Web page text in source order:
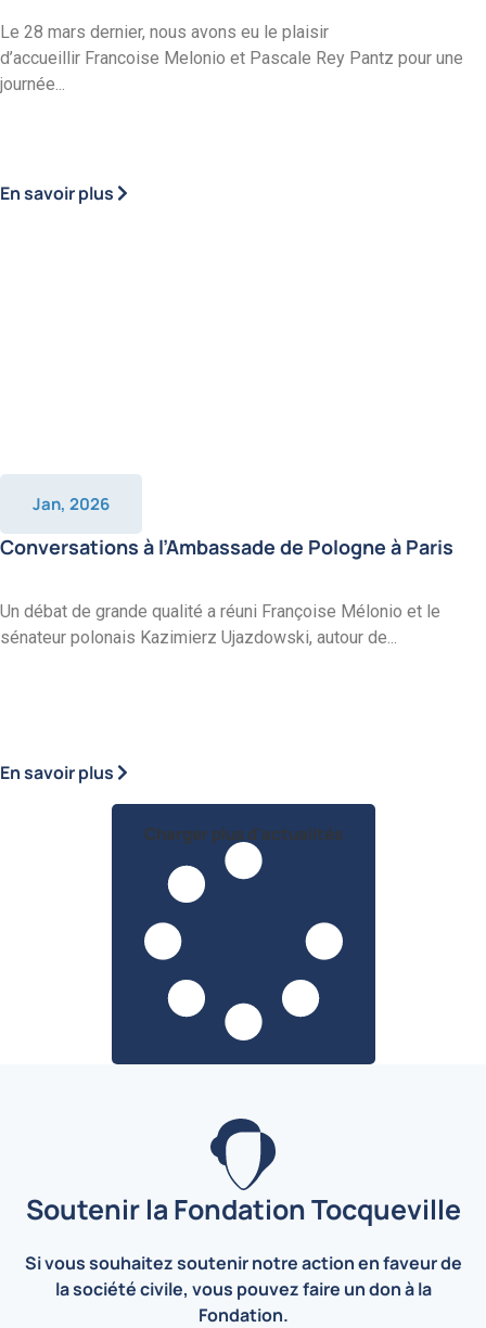
Le 28 mars dernier, nous avons eu le plaisir
d’accueillir Francoise Melonio et Pascale Rey Pantz pour une
journée...
En savoir plus
Jan, 2026
Conversations à l’Ambassade de Pologne à Paris
Un débat de grande qualité a réuni Françoise Mélonio et le
sénateur polonais Kazimierz Ujazdowski, autour de...
En savoir plus
Charger plus d'actualités
Soutenir la Fondation Tocqueville
Si vous souhaitez soutenir notre action en faveur de
la société civile, vous pouvez faire un don à la
Fondation.